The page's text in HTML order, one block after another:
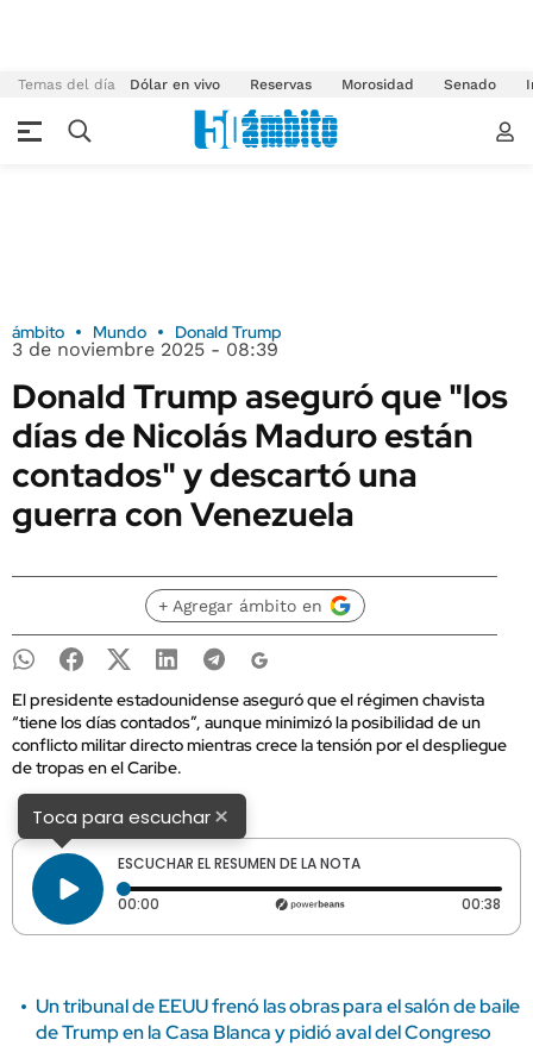
Temas del día Dólar en vivo Reservas Morosidad Senado
ámbito Mundo Donald Trump
3 de noviembre 2025 - 08:39
Donald Trump aseguró que "los
días de Nicolás Maduro están
contados" y descartó una
guerra con Venezuela
+ Agregar ámbito en
El presidente estadounidense aseguró que el régimen chavista
“tiene los días contados”, aunque minimizó la posibilidad de un
conflicto militar directo mientras crece la tensión por el despliegue
de tropas en el Caribe.
Toca para escuchar×
ESCUCHAR EL RESUMEN DE LA NOTA
00:00 Tiempo transcurrido: 0 segundos 00:38
Un tribunal de EEUU frenó las obras para el salón de baile
de Trump en la Casa Blanca y pidió aval del Congreso